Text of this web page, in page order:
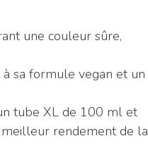
une couleur sûre,
à sa formule vegan et un
tube XL de 100 ml et
rendement de la